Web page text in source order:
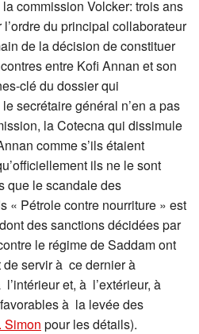
commission Volcker: trois ans
l’ordre du principal collaborateur
de la décision de constituer
entre Kofi Annan et son
clé du dossier qui
secrétaire général n’en a pas
la Cotecna qui dissimule
comme s’ils étaient
ils ne le sont
le scandale des
« Pétrole contre nourriture » est
des sanctions décidées par
le régime de Saddam ont
servir à ce dernier à
et, à l’extérieur, à
à la levée des
Simon pour les détails).